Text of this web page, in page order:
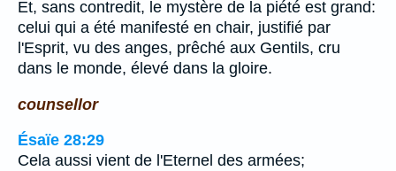
Et, sans contredit, le mystère de la piété est grand:
celui qui a été manifesté en chair, justifié par
l'Esprit, vu des anges, prêché aux Gentils, cru
dans le monde, élevé dans la gloire.
counsellor
Ésaïe 28:29
Cela aussi vient de l'Eternel des armées;